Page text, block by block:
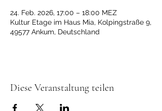
24. Feb. 2026, 17:00 – 18:00 MEZ
Kultur Etage im Haus Mia, Kolpingstraße 9,
49577 Ankum, Deutschland
Diese Veranstaltung teilen